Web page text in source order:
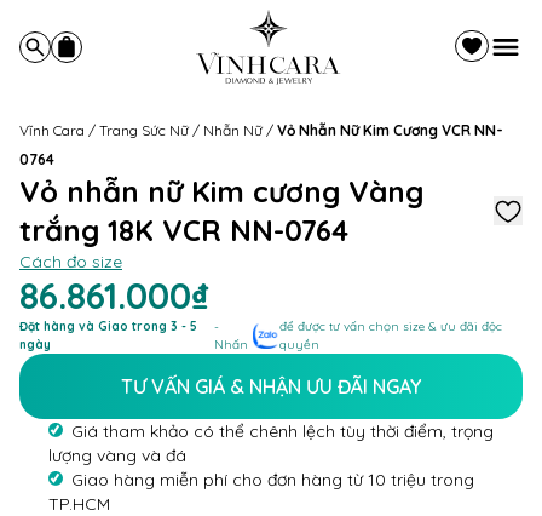
Vĩnh Cara / Trang Sức Nữ / Nhẫn Nữ / Vỏ Nhẫn Nữ Kim Cương VCR NN-
0764
Vỏ nhẫn nữ Kim cương Vàng
trắng 18K VCR NN-0764
Cách đo size
86.861.000₫
Đặt hàng và Giao trong 3 - 5
ngày
-
Nhấn
để được tư vấn chọn size & ưu đãi độc
quyền
TƯ VẤN GIÁ & NHẬN ƯU ĐÃI NGAY
Giá tham khảo có thể chênh lệch tùy thời điểm, trọng
lượng vàng và đá
Giao hàng miễn phí cho đơn hàng từ 10 triệu trong
TP.HCM